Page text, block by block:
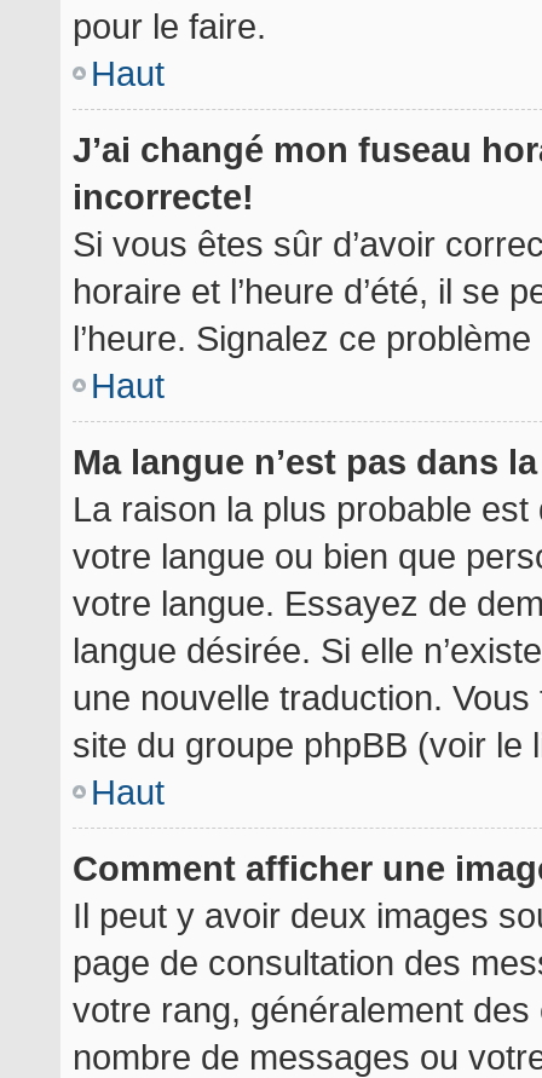
pour le faire.
Haut
J’ai changé mon fuseau
incorrecte!
Si vous êtes sûr d’avoir
horaire et l’heure d’été, il se
l’heure. Signalez ce problème
Haut
Ma langue n’est pas dans
La raison la plus probable est
votre langue ou bien que
votre langue. Essayez de
langue désirée. Si elle
une nouvelle traduction.
site du groupe phpBB (voir le
Haut
Comment afficher une
Il peut y avoir deux images
page de consultation des
votre rang, généralement
nombre de messages ou